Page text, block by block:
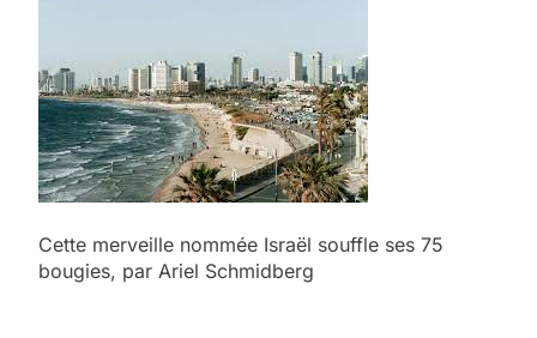
Cette merveille nommée Israël souffle ses 75
bougies, par Ariel Schmidberg